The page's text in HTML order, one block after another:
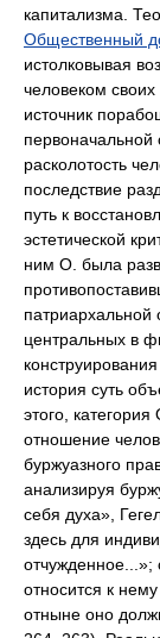
капитализма.
Общественный
истолковывая
человеком
источник
первоначальной
расколотость
последствие
путь к
эстетической
ним О. была
центральных в
история суть
этого,
отношение
буржуазного
анализируя
себя духа»,
здесь для
отчужденное...»;
относится к
отныне оно